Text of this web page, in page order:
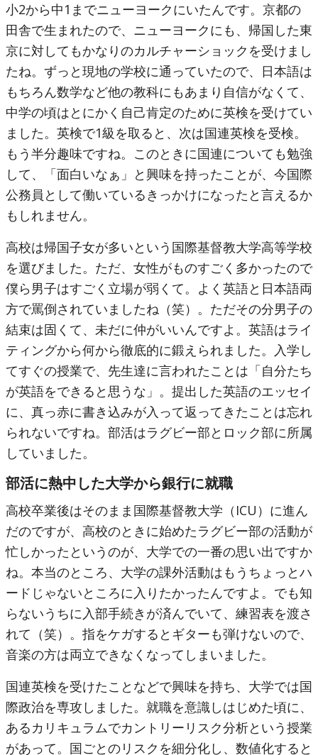
小2から中1までニューヨークにいたんです。京都の
田舎で生まれたので、ニューヨークにも、帰国した東
京に対してもかなりのカルチャーショックを受けまし
たね。ずっと現地の学校に通っていたので、日本語は
もちろん数学など他の教科にもあまり自信がなくて、
中学の頃はとにかく自己肯定のために英検を受けてい
ました。英検で1級を取ると、次は国連英検を受検。
もう半分趣味ですね。このときに国連についても勉強
して、「面白いなぁ」と興味を持ったことが、今国際
公務員として働いているきっかけになったと言えるか
もしれません。
高校は帰国子女が多いという国際基督教大学高等学校
を選びました。ただ、女性がものすごく多かったので
僕ら男子はすごく立場が弱くて。よく英語と日本語両
方で罵倒されていましたね（笑）。ただその分男子の
結束は固くて、未だに仲がいいんですよ。英語はライ
ティングから何から徹底的に鍛えられました。入学し
てすぐの授業で、先生達に言われたことは「自分たち
が英語をできると思うな」。提出した英語のエッセイ
に、真っ赤に書き込みが入って返ってきたことは忘れ
られないですね。部活はラグビー部とロック部に所属
していました。
部活に熱中した大学から銀行に就職
高校卒業後はそのまま国際基督教大学（ICU）に進ん
だのですが、高校のときに始めたラグビー部の活動が
忙しかったというのが、大学での一番の思い出ですか
ね。本当のところ、大学の課外活動はもうちょっとハ
ードじゃないところに入りたかったんですよ。でも知
らないうちに入部手続きが済んでいて、練習表を渡さ
れて（笑）。指をケガするとギターも弾けないので、
音楽の方は両立できなくなってしまいました。
国連英検を受けたことなどで興味を持ち、大学では国
際政治を専攻しました。就職を意識しはじめた頃に、
あるカリキュラムでカントリーリスク分析という授業
があって。国ごとのリスクを細分化し、数値化すると